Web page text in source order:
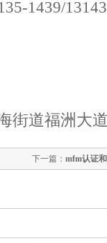
1439/
街道福洲大
下一篇： mfm认证